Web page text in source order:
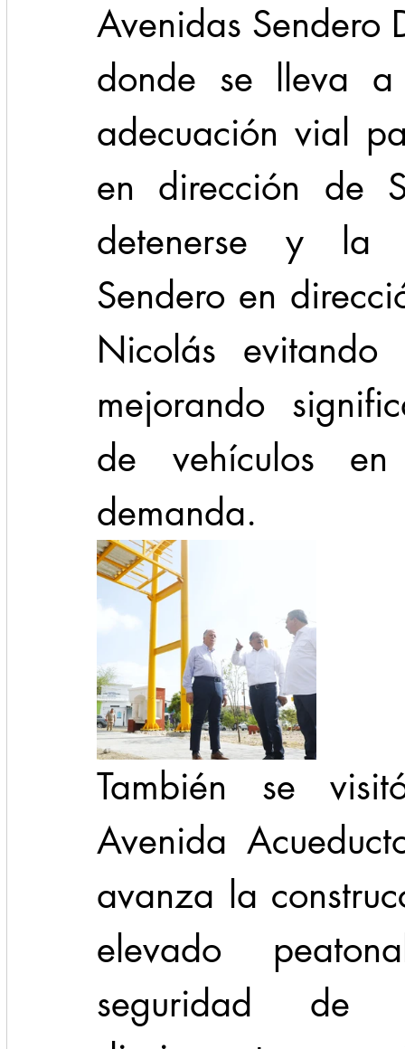
Avenidas Sendero
donde se lleva
adecuación vial
en dirección de
detenerse y la
Sendero en
Nicolás evitando
mejorando
de vehículos
demanda.
También se
Avenida
avanza la
elevado
seguridad de